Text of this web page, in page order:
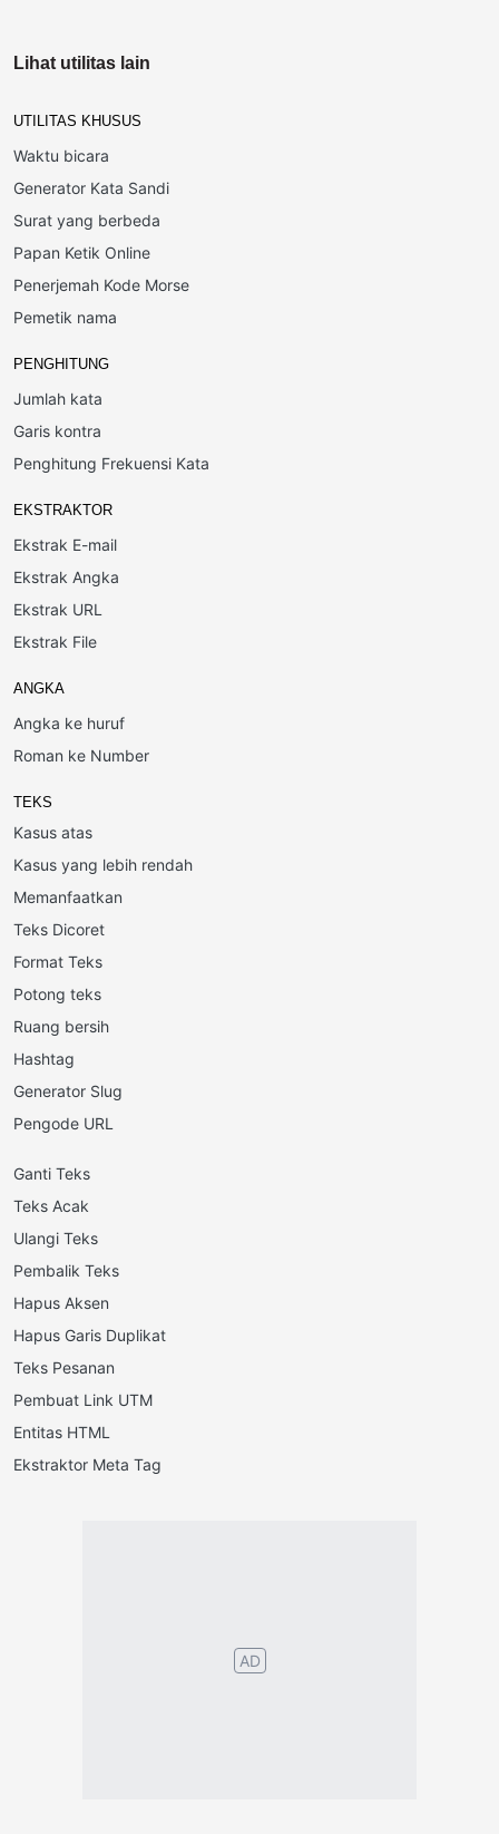
Lihat utilitas lain
UTILITAS KHUSUS
Waktu bicara
Generator Kata Sandi
Surat yang berbeda
Papan Ketik Online
Penerjemah Kode Morse
Pemetik nama
PENGHITUNG
Jumlah kata
Garis kontra
Penghitung Frekuensi Kata
EKSTRAKTOR
Ekstrak E-mail
Ekstrak Angka
Ekstrak URL
Ekstrak File
ANGKA
Angka ke huruf
Roman ke Number
TEKS
Kasus atas
Kasus yang lebih rendah
Memanfaatkan
Teks Dicoret
Format Teks
Potong teks
Ruang bersih
Hashtag
Generator Slug
Pengode URL
Ganti Teks
Teks Acak
Ulangi Teks
Pembalik Teks
Hapus Aksen
Hapus Garis Duplikat
Teks Pesanan
Pembuat Link UTM
Entitas HTML
Ekstraktor Meta Tag